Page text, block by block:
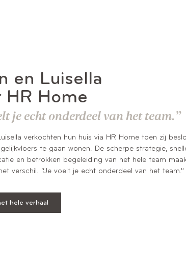
en Luisella
HR Home
je echt onderdeel van het team.”
verkochten hun huis via HR Home toen zij
te gaan wonen. De scherpe strategie,
en betrokken begeleiding van het hele team
verschil. “Je voelt je echt onderdeel van het team.”
hele verhaal